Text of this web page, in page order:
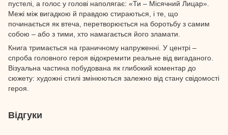
пустелі, а голос у голові наполягає: «Ти – Місячний Лицар».
Межі між вигадкою й правдою стираються, і те, що
починається як втеча, перетворюється на боротьбу з самим
собою – або з тими, хто намагається його зламати.
Книга тримається на граничному напруженні. У центрі –
спроба головного героя відокремити реальне від вигаданого.
Візуальна частина побудована як глибокий коментар до
сюжету: художні стилі змінюються залежно від стану свідомості
героя.
Відгуки